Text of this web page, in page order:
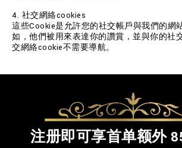
4. 社交網絡cookies
這些Cookie是允許您的社交帳戶與我們的網
如，他們被用來表達你的讚賞，並與你的社
交網絡cookie不需要導航。
注册即可享首单额外